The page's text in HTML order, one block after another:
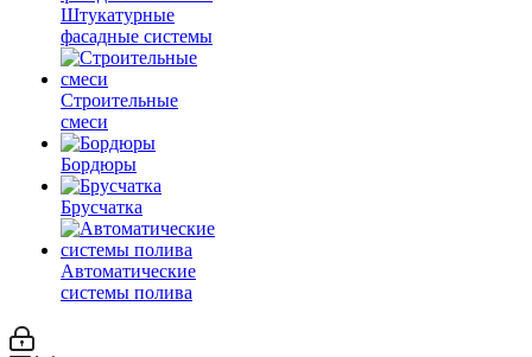
Штукатурные
фасадные системы
Строительные
смеси
Бордюры
Брусчатка
Автоматические
системы полива